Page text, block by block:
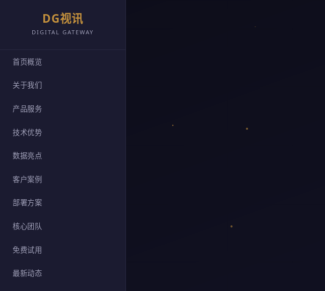
DG视讯
DIGITAL GATEWAY
首页概览
关于我们
产品服务
技术优势
数据亮点
客户案例
部署方案
核心团队
免费试用
最新动态